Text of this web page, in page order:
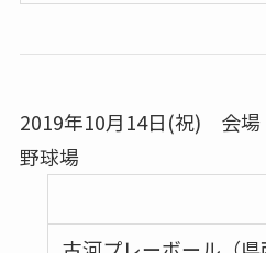
2019年10月14日(祝) 会場
野球場